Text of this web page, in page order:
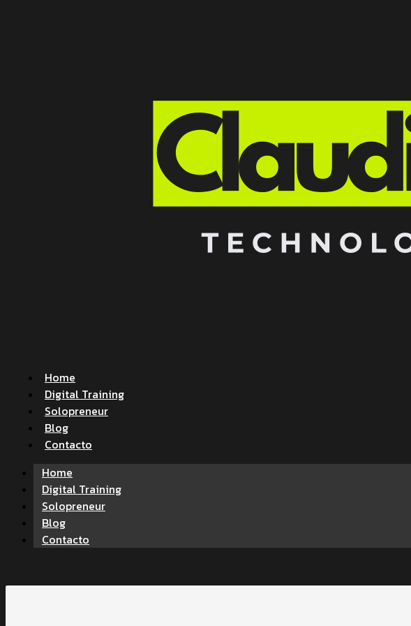
Home
Digital Training
Solopreneur
Blog
Contacto
Home
Digital Training
Solopreneur
Blog
Contacto